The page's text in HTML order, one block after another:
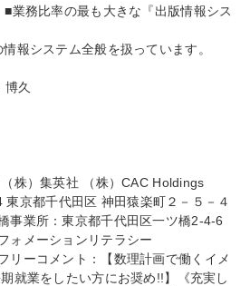
業務比率の最も大きな『出版情報シス
報システム全般を扱っています。
久
株）集英社 （株）CAC Holdings
京都千代田区 神田猿楽町２－５－４
事業所：東京都千代田区一ツ橋2-4-6
ォメーションリテラシー
リーコメント：【数理計画で働くイメ
就業をしたい方にお奨め!!】《充実し